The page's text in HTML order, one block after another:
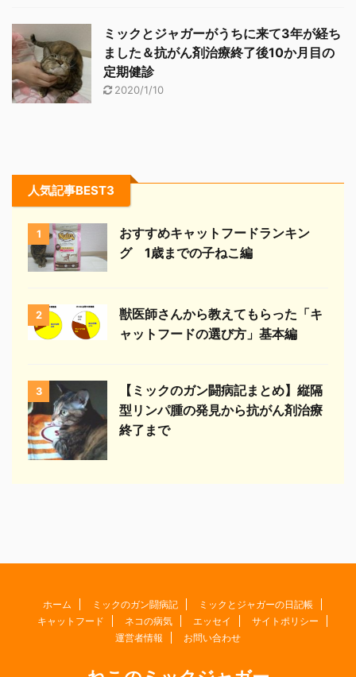
ミックとジャガーがうちに来て3年が経ち
ました＆抗がん剤治療終了後10か月目の
定期健診
2020/1/10
人気記事BEST3
1
おすすめキャットフードランキン
グ 1歳までの子ねこ編
2
獣医師さんから教えてもらった「キ
ャットフードの選び方」基本編
3
【ミックのガン闘病記まとめ】縦隔
型リンパ腫の発見から抗がん剤治療
終了まで
ホーム ミックのガン闘病記
ミックとジャガーの日記帳
キャットフード
ネコの病気 エッセイ
サイトポリシー
運営者情報
お問い合わせ